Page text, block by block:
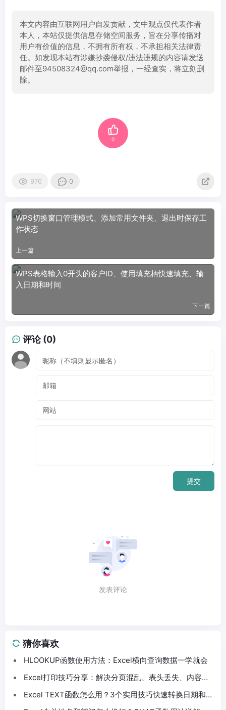
本文内容由互联网用户自发贡献，文中观点仅代表作者
本人，本站仅提供信息存储空间服务，旨在分享传播对
用户有价值的信息，不拥有所有权，不承担相关法律责
任。如发现本站有涉嫌抄袭侵权/违法违规的内容请发送
邮件至94508324@qq.com举报，一经查实，将立刻删
除。
0
976 0
WPS切换窗口管理模式、添加常用文件夹、退出时保存工
作状态
上一篇
WPS表格输入0开头的客户ID、使用填充柄快速填充、输
入日期和时间
下一篇
评论 (0)
提交
发表评论
猜你喜欢
HLOOKUP函数使用方法：Excel横向查询数据一学就会
Excel打印技巧分享：解决分页混乱、表头丢失、内容截
Excel TEXT函数怎么用？3个实用技巧快速转换日期和数